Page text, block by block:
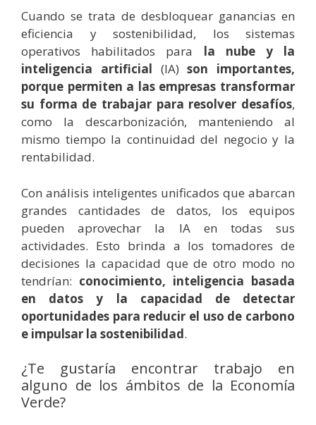
Cuando se trata de desbloquear ganancias en
eficiencia y sostenibilidad, los sistemas
operativos habilitados para la nube y la
inteligencia artificial (IA) son importantes,
porque permiten a las empresas transformar
su forma de trabajar para resolver desafíos,
como la descarbonización, manteniendo al
mismo tiempo la continuidad del negocio y la
rentabilidad.
Con análisis inteligentes unificados que abarcan
grandes cantidades de datos, los equipos
pueden aprovechar la IA en todas sus
actividades. Esto brinda a los tomadores de
decisiones la capacidad que de otro modo no
tendrían: conocimiento, inteligencia basada
en datos y la capacidad de detectar
oportunidades para reducir el uso de carbono
e impulsar la sostenibilidad.
¿Te gustaría encontrar trabajo en
alguno de los ámbitos de la Economía
Verde?